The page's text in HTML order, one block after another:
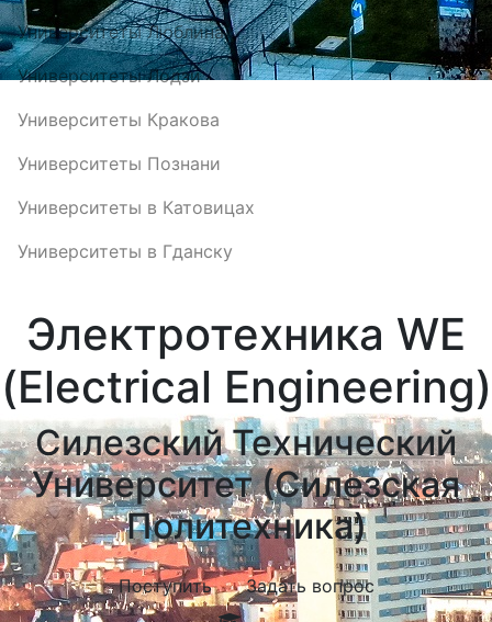
Университеты Люблина
Университеты Лодзи
Университеты Кракова
Университеты Познани
Университеты в Катовицах
Университеты в Гданску
Электротехника WE
(Electrical Engineering)
Силезский Технический
Университет (Силезская
Политехника)
Поступить Задать вопрос